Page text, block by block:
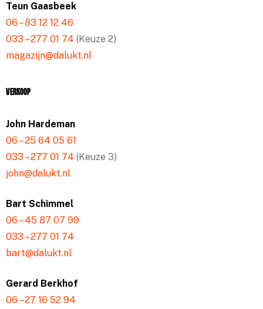
Teun Gaasbeek
06 – 83 12 12 46
033 – 277 01 74 (Keuze 2)
magazijn@dalukt.nl
Verkoop
John Hardeman
06 – 25 64 05 61
033 – 277 01 74 (Keuze 3)
john@dalukt.nl
Bart Schimmel
06 – 45 87 07 99
033 – 277 01 74
bart@dalukt.nl
Gerard Berkhof
06 – 27 16 52 94